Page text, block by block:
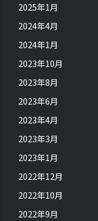
2025年1月
2024年4月
2024年1月
2023年10月
2023年8月
2023年6月
2023年4月
2023年3月
2023年1月
2022年12月
2022年10月
2022年9月